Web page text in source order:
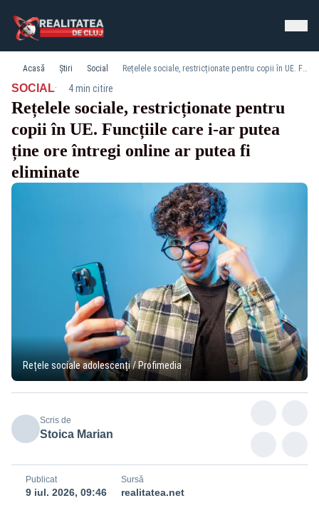
Acasă Știri Social Rețelele sociale, restricționate pentru copii în UE. Funcțiile care i-ar putea ține ore întregi online ar putea fi eliminate
SOCIAL· 4 min citire
Rețelele sociale, restricționate pentru
copii în UE. Funcțiile care i-ar putea
ține ore întregi online ar putea fi
eliminate
Rețele sociale adolescenți / Profimedia
Scris de
Stoica Marian
Publicat
9 iul. 2026, 09:46
Sursă
realitatea.net